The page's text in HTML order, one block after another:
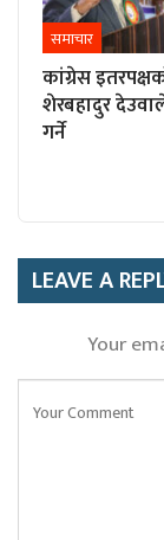
समाचार
कांग्रेस
शेरबहादुर
गर्ने
LEAVE A
Your